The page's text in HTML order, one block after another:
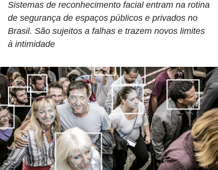
Sistemas de reconhecimento facial entram na rotina
de segurança de espaços públicos e privados no
Brasil. São sujeitos a falhas e trazem novos limites
à intimidade